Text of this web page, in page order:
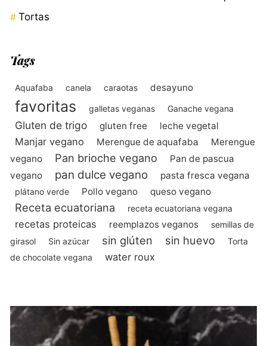
Tortas
Tags
Aquafaba canela caraotas desayuno
favoritas galletas veganas Ganache vegana
Gluten de trigo gluten free leche vegetal
Manjar vegano Merengue de aquafaba
Merengue
vegano
Pan brioche vegano
Pan de pascua
vegano
pan dulce vegano pasta fresca vegana
plátano verde Pollo vegano queso vegano
Receta ecuatoriana receta ecuatoriana vegana
recetas proteicas reemplazos veganos
semillas de
girasol
Sin azúcar sin glúten sin huevo
Torta
de chocolate vegana
water roux